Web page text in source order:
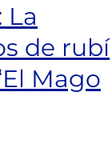
La
de rubí
Mago